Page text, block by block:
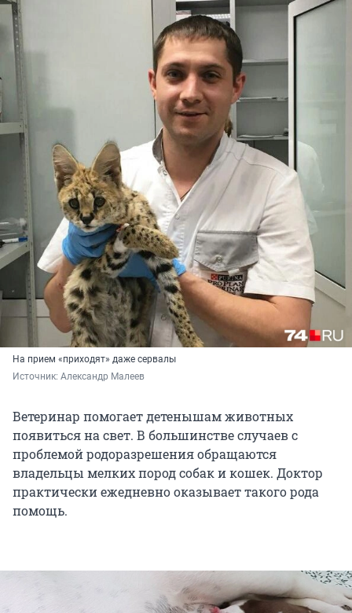
На прием «приходят» даже сервалы
Источник: Александр Малеев
Ветеринар помогает детенышам животных
появиться на свет. В большинстве случаев с
проблемой родоразрешения обращаются
владельцы мелких пород собак и кошек. Доктор
практически ежедневно оказывает такого рода
помощь.